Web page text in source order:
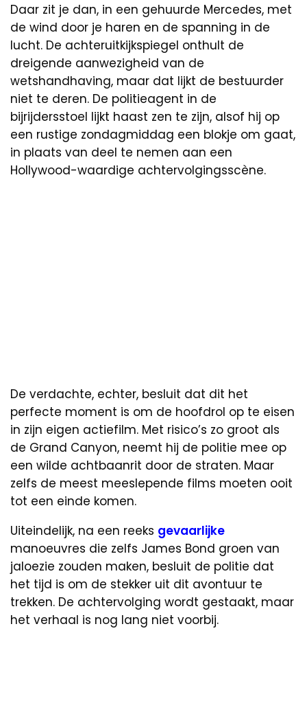
Daar zit je dan, in een gehuurde Mercedes, met
de wind door je haren en de spanning in de
lucht. De achteruitkijkspiegel onthult de
dreigende aanwezigheid van de
wetshandhaving, maar dat lijkt de bestuurder
niet te deren. De politieagent in de
bijrijdersstoel lijkt haast zen te zijn, alsof hij op
een rustige zondagmiddag een blokje om gaat,
in plaats van deel te nemen aan een
Hollywood-waardige achtervolgingsscène.
De verdachte, echter, besluit dat dit het
perfecte moment is om de hoofdrol op te eisen
in zijn eigen actiefilm. Met risico’s zo groot als
de Grand Canyon, neemt hij de politie mee op
een wilde achtbaanrit door de straten. Maar
zelfs de meest meeslepende films moeten ooit
tot een einde komen.
Uiteindelijk, na een reeks gevaarlijke
manoeuvres die zelfs James Bond groen van
jaloezie zouden maken, besluit de politie dat
het tijd is om de stekker uit dit avontuur te
trekken. De achtervolging wordt gestaakt, maar
het verhaal is nog lang niet voorbij.